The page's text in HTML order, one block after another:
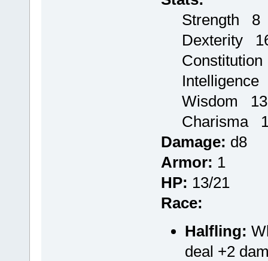
Strength 8
Dexterity
Wisdom
Charisma
Damage: d8
Armor: 1
HP: 13/21
Race:
Halfling:
deal +2